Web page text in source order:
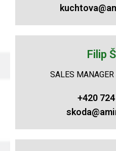
Filip
SALES
+420